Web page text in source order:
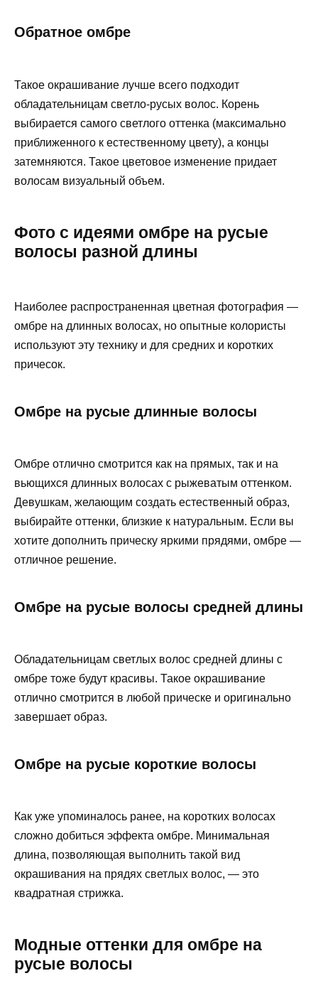
Обратное омбре
Такое окрашивание лучше всего подходит
обладательницам светло-русых волос. Корень
выбирается самого светлого оттенка (максимально
приближенного к естественному цвету), а концы
затемняются. Такое цветовое изменение придает
волосам визуальный объем.
Фото с идеями омбре на русые
волосы разной длины
Наиболее распространенная цветная фотография —
омбре на длинных волосах, но опытные колористы
используют эту технику и для средних и коротких
причесок.
Омбре на русые длинные волосы
Омбре отлично смотрится как на прямых, так и на
вьющихся длинных волосах с рыжеватым оттенком.
Девушкам, желающим создать естественный образ,
выбирайте оттенки, близкие к натуральным. Если вы
хотите дополнить прическу яркими прядями, омбре —
отличное решение.
Омбре на русые волосы средней длины
Обладательницам светлых волос средней длины с
омбре тоже будут красивы. Такое окрашивание
отлично смотрится в любой прическе и оригинально
завершает образ.
Омбре на русые короткие волосы
Как уже упоминалось ранее, на коротких волосах
сложно добиться эффекта омбре. Минимальная
длина, позволяющая выполнить такой вид
окрашивания на прядях светлых волос, — это
квадратная стрижка.
Модные оттенки для омбре на
русые волосы